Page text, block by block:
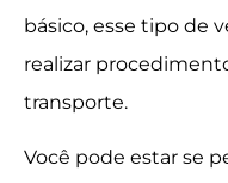
básico, esse tipo de
realizar
transporte.
Você pode estar se